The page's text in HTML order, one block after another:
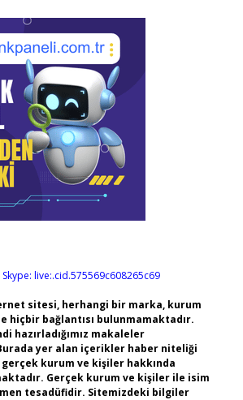
Skype: live:.cid.575569c608265c69
sitesi, herhangi bir marka, kurum
hiçbir bağlantısı bulunmamaktadır.
hazırladığımız makaleler
yer alan içerikler haber niteliği
kurum ve kişiler hakkında
Gerçek kurum ve kişiler ile isim
tesadüfidir. Sitemizdeki bilgiler